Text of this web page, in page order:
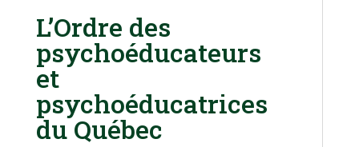
L’Ordre des
psychoéducateurs
et
psychoéducatrices
du Québec